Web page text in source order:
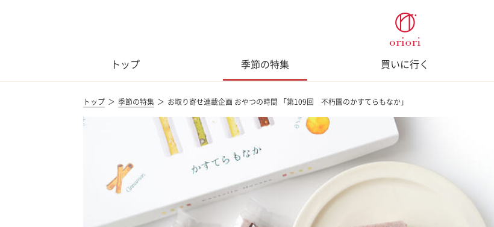
トップ 季節の特集 買いに行く
トップ 季節の特集 お取り寄せ連載企画 おやつの時間 「第109回 不朽園のかすてらもなか」